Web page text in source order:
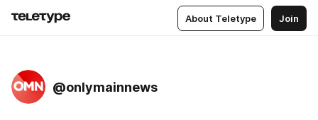
About Teletype Join
@onlymainnews